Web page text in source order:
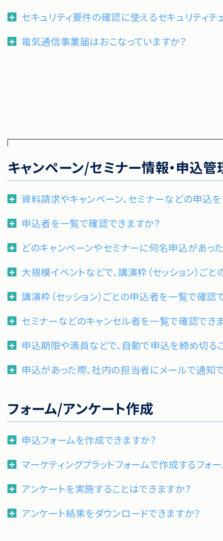
セキュリティ要件の確認に使えるセキュリティチ
電気通信事業届はおこなっていますか？
キャンペーン/セミナー情報・申込管
資料請求やキャンペーン、セミナーなどの申込
申込者を一覧で確認できますか？
どのキャンペーンやセミナーに何名申込があっ
大規模イベントなどで、講演枠（セッション）ご
講演枠（セッション）ごとの申込者を一覧で確認
セミナーなどのキャンセル者を一覧で確認でき
申込期限や満員などで、自動で申込を締め切る
申込があった際、社内の担当者にメールで通知
フォーム/アンケート作成
申込フォームを作成できますか？
マーケティングプラットフォームで作成するフ
アンケートを実施することはできますか？
アンケート結果をダウンロードできますか？